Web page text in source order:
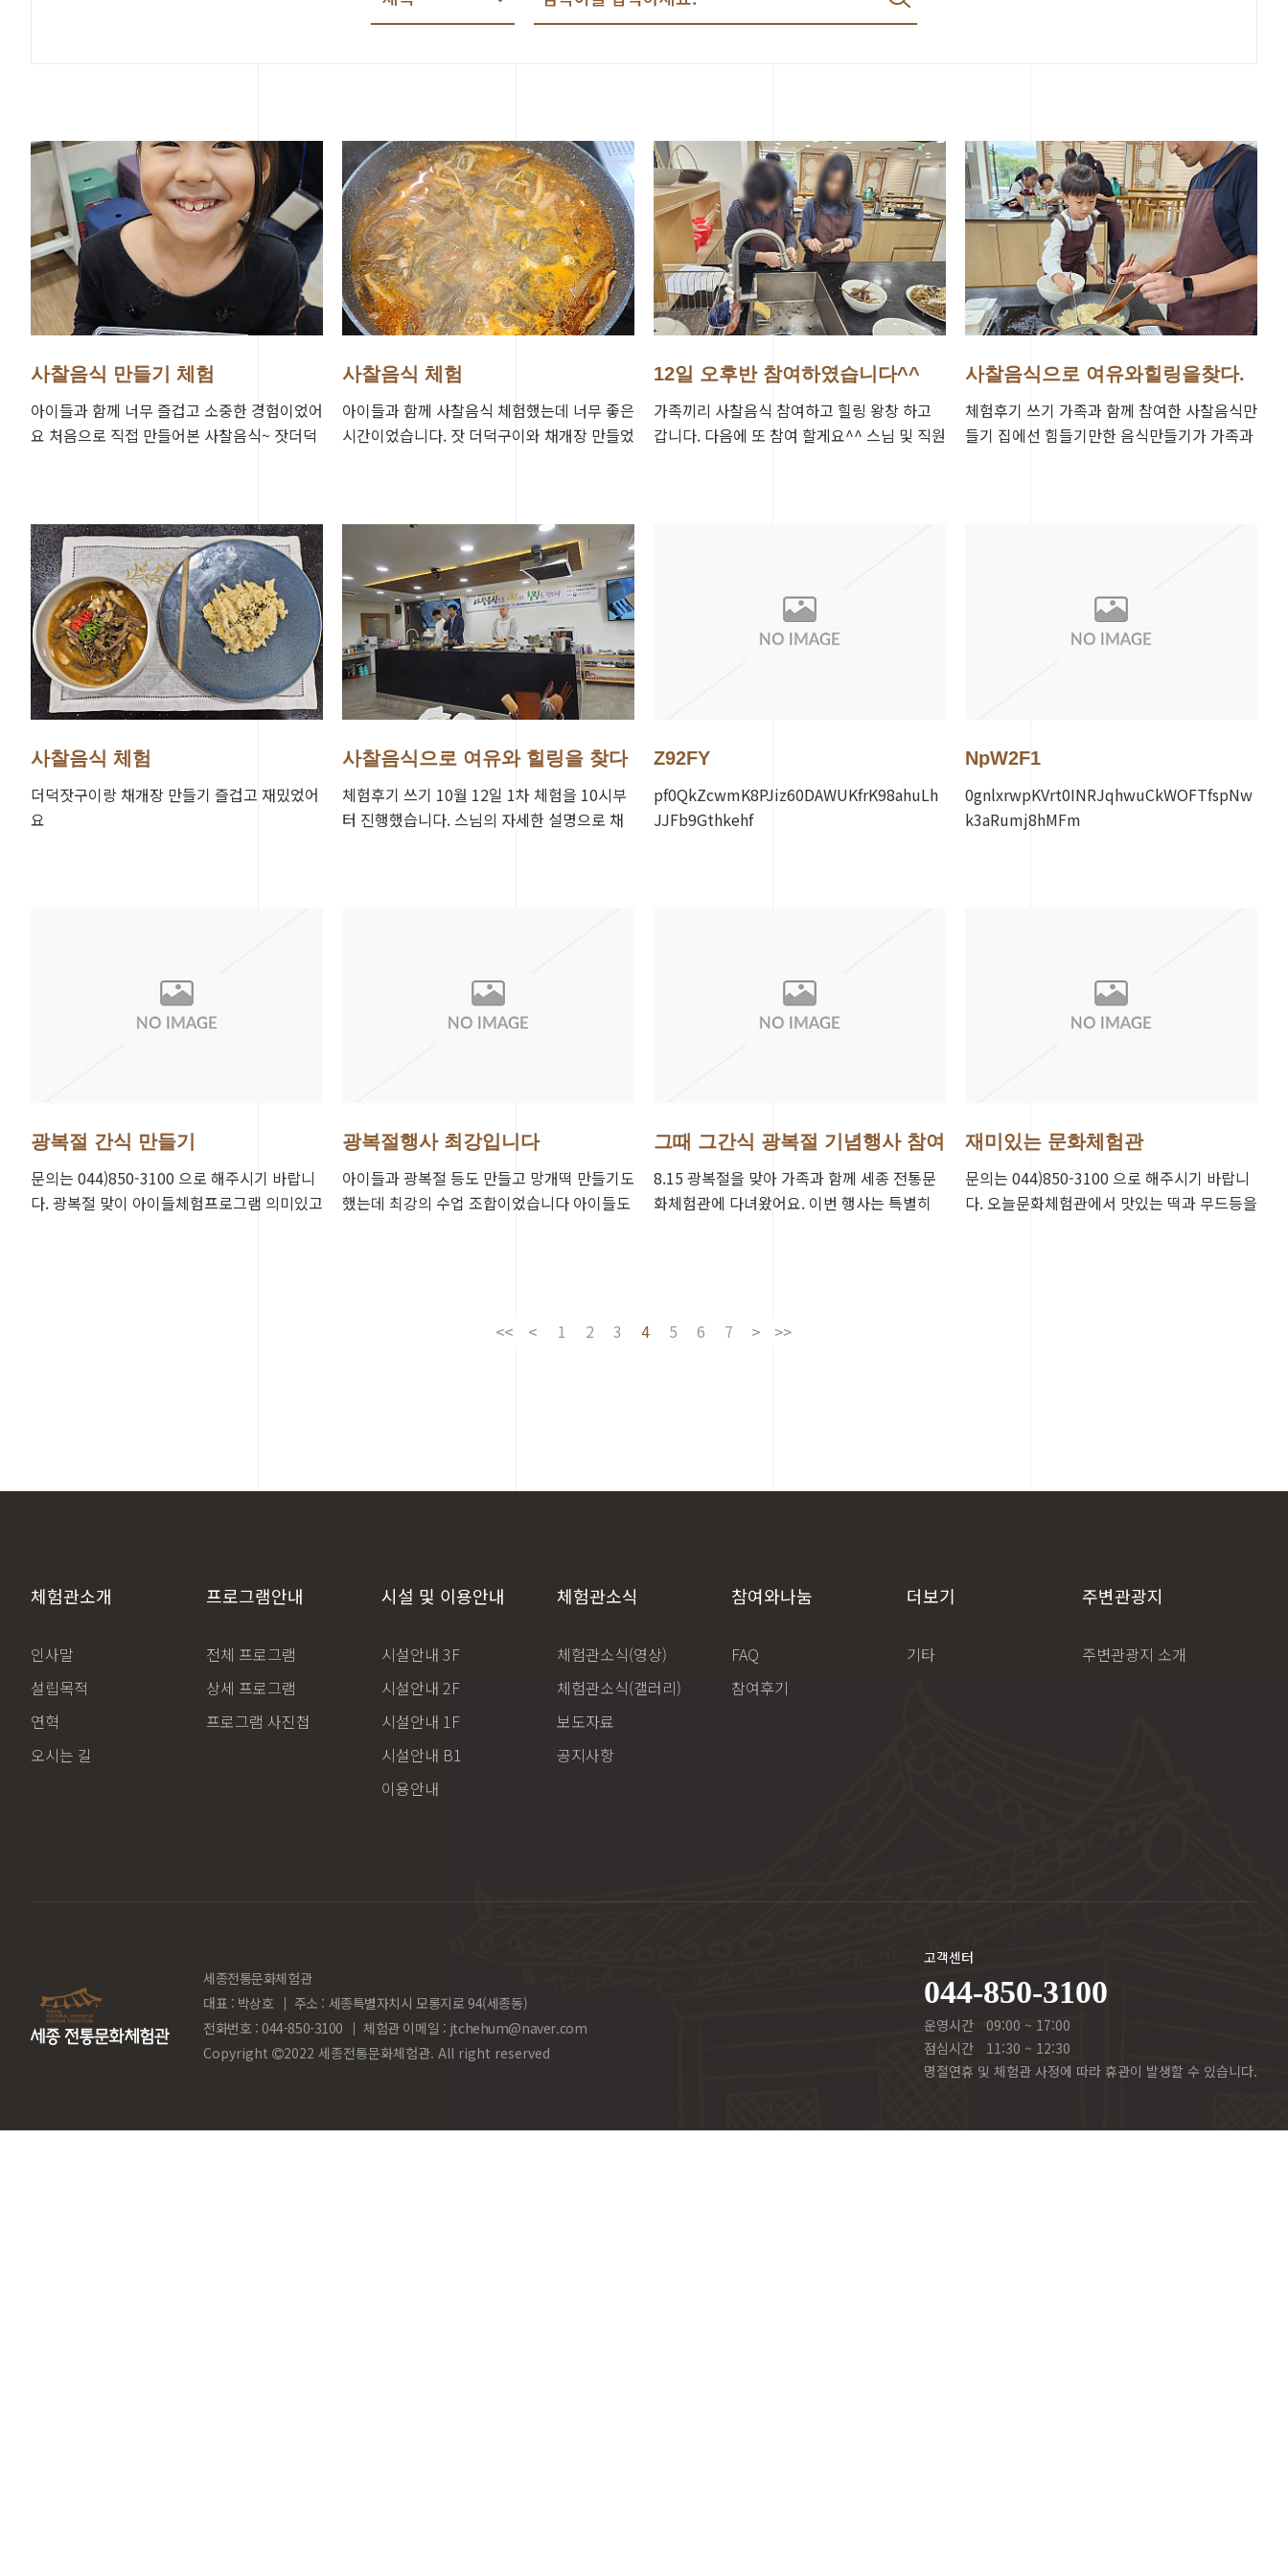
사찰음식 만들기 체험
아이들과 함께 너무 즐겁고 소중한 경험이었어
요 처음으로 직접 만들어본 사찰음식~ 잣더덕
사찰음식 체험
아이들과 함께 사찰음식 체험했는데 너무 좋은
시간이었습니다. 잣 더덕구이와 채개장 만들었
12일 오후반 참여하였습니다^^
가족끼리 사찰음식 참여하고 힐링 왕창 하고
갑니다. 다음에 또 참여 할게요^^ 스님 및 직원
사찰음식으로 여유와힐링을찾다.
체험후기 쓰기 가족과 함께 참여한 사찰음식만
들기 집에선 힘들기만한 음식만들기가 가족과
사찰음식 체험
더덕잣구이랑 채개장 만들기 즐겁고 재밌었어
요
사찰음식으로 여유와 힐링을 찾다
체험후기 쓰기 10월 12일 1차 체험을 10시부
터 진행했습니다. 스님의 자세한 설명으로 채
Z92FY
pf0QkZcwmK8PJiz60DAWUKfrK98ahuLh
JJFb9Gthkehf
NpW2F1
0gnlxrwpKVrt0INRJqhwuCkWOFTfspNw
k3aRumj8hMFm
광복절 간식 만들기
문의는 044)850-3100 으로 해주시기 바랍니
다. 광복절 맞이 아이들체험프로그램 의미있고
광복절행사 최강입니다
아이들과 광복절 등도 만들고 망개떡 만들기도
했는데 최강의 수업 조합이었습니다 아이들도
그때 그간식 광복절 기념행사 참여
8.15 광복절을 맞아 가족과 함께 세종 전통문
화체험관에 다녀왔어요. 이번 행사는 특별히
재미있는 문화체험관
문의는 044)850-3100 으로 해주시기 바랍니
다. 오늘문화체험관에서 맛있는 떡과 무드등을
1 2 3 4 5 6 7
체험관소개
인사말
설립목적
연혁
오시는 길
프로그램안내
전체 프로그램
상세 프로그램
프로그램 사진첩
시설 및 이용안내
시설안내 3F
시설안내 2F
시설안내 1F
시설안내 B1
이용안내
체험관소식
체험관소식(영상)
체험관소식(갤러리)
보도자료
공지사항
참여와나눔
FAQ
참여후기
더보기
기타
주변관광지
주변관광지 소개
세종전통문화체험관
대표 : 박상호
주소 : 세종특별자치시 모롱지로 94(세종동)
전화번호 : 044-850-3100
체험관 이메일 : jtchehum@naver.com
Copyright
2022 세종전통문화체험관. All right reserved
고객센터
044-850-3100
운영시간
09:00 ~ 17:00
점심시간
11:30 ~ 12:30
명절연휴 및 체험관 사정에 따라 휴관이 발생할 수 있습니다.